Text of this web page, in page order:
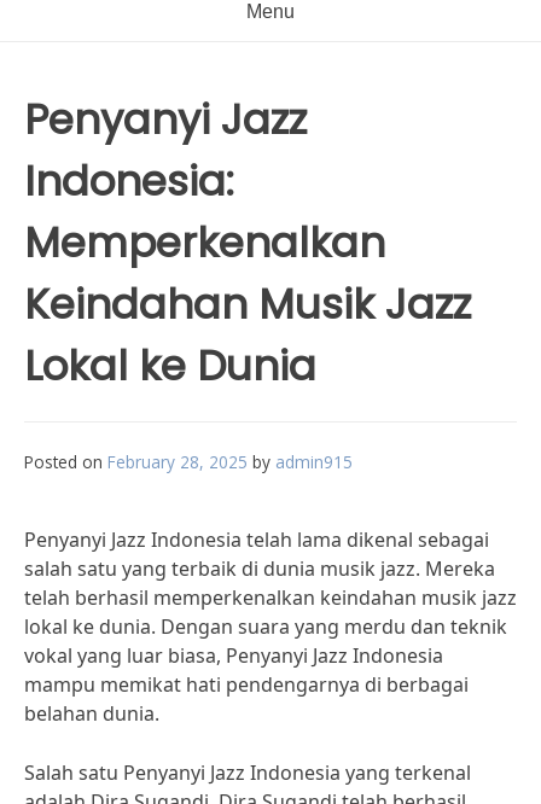
Menu
Penyanyi Jazz
Indonesia:
Memperkenalkan
Keindahan Musik Jazz
Lokal ke Dunia
Posted on February 28, 2025 by admin915
Penyanyi Jazz Indonesia telah lama dikenal sebagai
salah satu yang terbaik di dunia musik jazz. Mereka
telah berhasil memperkenalkan keindahan musik jazz
lokal ke dunia. Dengan suara yang merdu dan teknik
vokal yang luar biasa, Penyanyi Jazz Indonesia
mampu memikat hati pendengarnya di berbagai
belahan dunia.
Salah satu Penyanyi Jazz Indonesia yang terkenal